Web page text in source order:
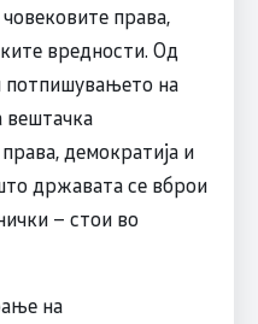
права,
вредности. Од
потпишувањето на
вештачка
демократија и
државата се вброи
– стои во
на